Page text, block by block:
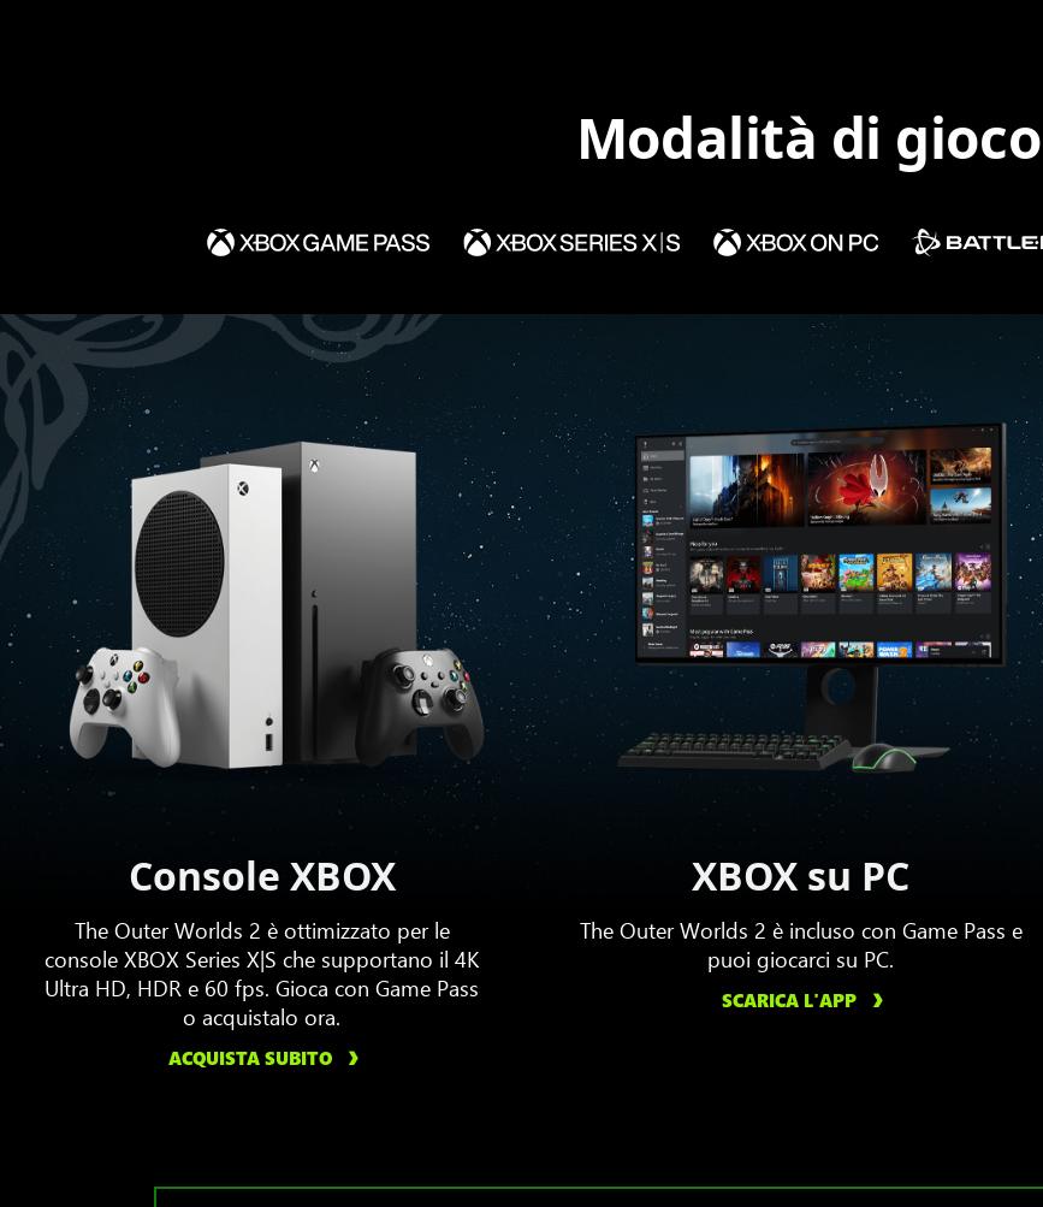
Modalità di gioco
Console XBOX
The Outer Worlds 2 è ottimizzato per le
console XBOX Series X|S che supportano il 4K
Ultra HD, HDR e 60 fps. Gioca con Game Pass
o acquistalo ora.
ACQUISTA SUBITO
XBOX su PC
The Outer Worlds 2 è incluso con Game Pass e
puoi giocarci su PC.
SCARICA L'APP